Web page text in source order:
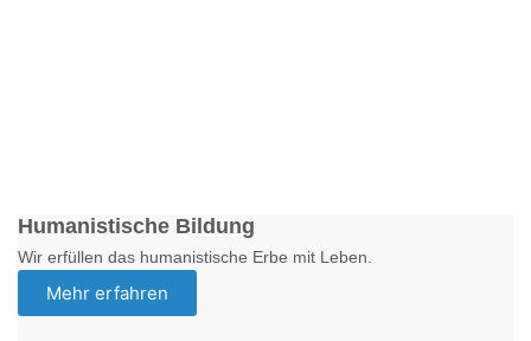
Humanistische Bildung
Wir erfüllen das humanistische Erbe mit Leben.
Mehr erfahren